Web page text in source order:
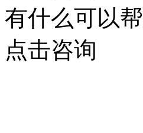
有什么可以
点击咨询